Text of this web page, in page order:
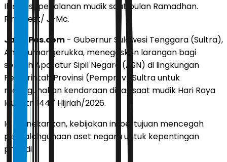
Ilustrasi, perjalanan mudik saat bulan Ramadhan.
Pinterest/ J-Mc.
JawaPos.com - Gubernur Sulawesi Tenggara (Sultra),
Andi Sumangerukka, menegaskan larangan bagi
seluruh Aparatur Sipil Negara (ASN) di lingkungan
Pemerintah Provinsi (Pemprov) Sultra untuk
menggunakan kendaraan dinas saat mudik Hari Raya
Idul Fitri 1447 Hijriah/2026.
Ia menekankan, kebijakan ini bertujuan mencegah
penyalahgunaan aset negara untuk kepentingan
pribadi.